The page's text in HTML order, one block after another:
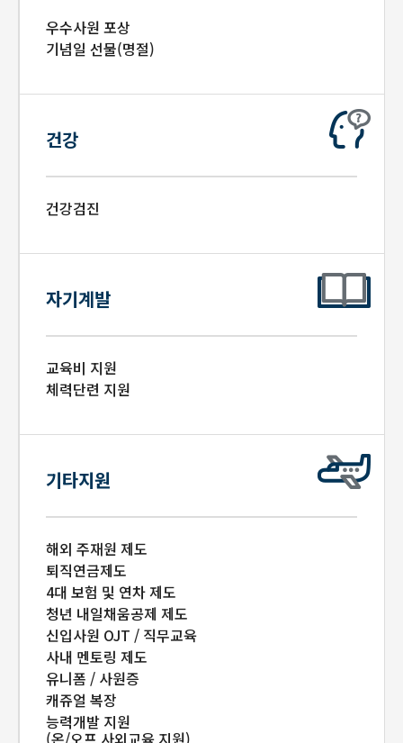
우수사원 포상
기념일 선물(명절)
건강
건강검진
자기계발
교육비 지원
체력단련 지원
기타지원
해외 주재원 제도
퇴직연금제도
4대 보험 및 연차 제도
청년 내일채움공제 제도
신입사원 OJT / 직무교육
사내 멘토링 제도
유니폼 / 사원증
캐쥬얼 복장
능력개발 지원
(온/오프 사외교육 지원)